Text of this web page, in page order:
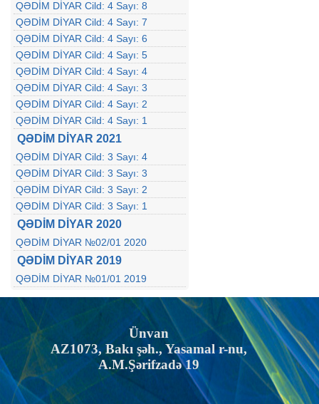
QƏDİM DİYAR Cild: 4 Sayı: 8
QƏDİM DİYAR Cild: 4 Sayı: 7
QƏDİM DİYAR Cild: 4 Sayı: 6
QƏDİM DİYAR Cild: 4 Sayı: 5
QƏDİM DİYAR Cild: 4 Sayı: 4
QƏDİM DİYAR Cild: 4 Sayı: 3
QƏDİM DİYAR Cild: 4 Sayı: 2
QƏDİM DİYAR Cild: 4 Sayı: 1
QƏDİM DİYAR 2021
QƏDİM DİYAR Cild: 3 Sayı: 4
QƏDİM DİYAR Cild: 3 Sayı: 3
QƏDİM DİYAR Cild: 3 Sayı: 2
QƏDİM DİYAR Cild: 3 Sayı: 1
QƏDİM DİYAR 2020
QƏDİM DİYAR №02/01 2020
QƏDİM DİYAR 2019
QƏDİM DİYAR №01/01 2019
Ünvan
AZ1073, Bakı şəh., Yasamal r-nu,
A.M.Şərifzadə 19